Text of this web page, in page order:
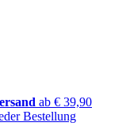
ab € 39,90
Bestellung